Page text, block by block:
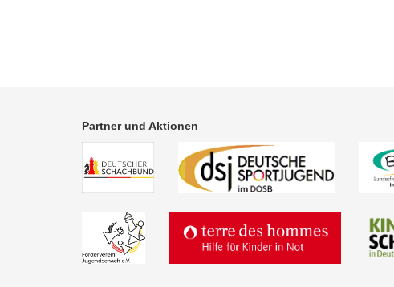
Partner und Aktionen